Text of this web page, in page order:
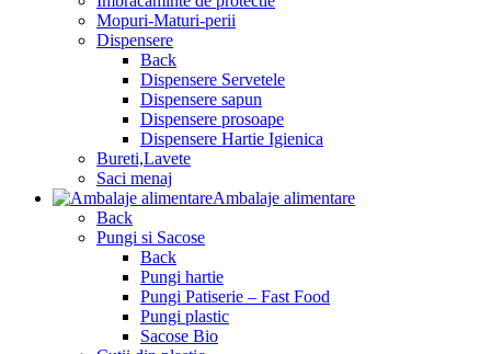
Mopuri-Maturi-perii
Dispensere
Back
Dispensere Servetele
Dispensere sapun
Dispensere prosoape
Dispensere Hartie Igienica
Bureti,Lavete
Saci menaj
Ambalaje alimentare
Back
Pungi si Sacose
Back
Pungi hartie
Pungi Patiserie – Fast Food
Pungi plastic
Sacose Bio